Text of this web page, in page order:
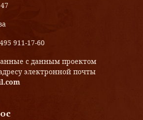
911-17-60
с данным проектом
электронной почты